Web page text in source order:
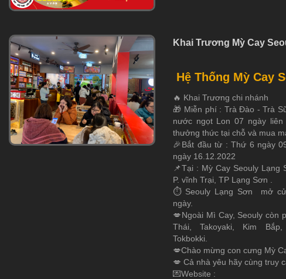
Khai Trương Mỳ Cay
Hệ Thống Mỳ Cay
🔥 Khai Trương chi nhánh
🎁 Miễn phí : Trà Đào - Trà
nước ngọt Lon 07 ngày
thưởng thức tại chỗ và mua
🎉Bắt đầu từ : Thứ 6 ngày
ngày 16.12.2022
📌Tại : Mỳ Cay Seouly Lạng
P. vĩnh Trại, TP Lạng Sơn .
⏱ Seouly Lạng Sơn mở
ngày.
💋Ngoài Mì Cay, Seouly còn
Thái, Takoyaki, Kim
Tokbokki.
💋Chào mừng con cưng Mỳ
💋 Cả nhà yêu hãy cùng truy
💌Website :